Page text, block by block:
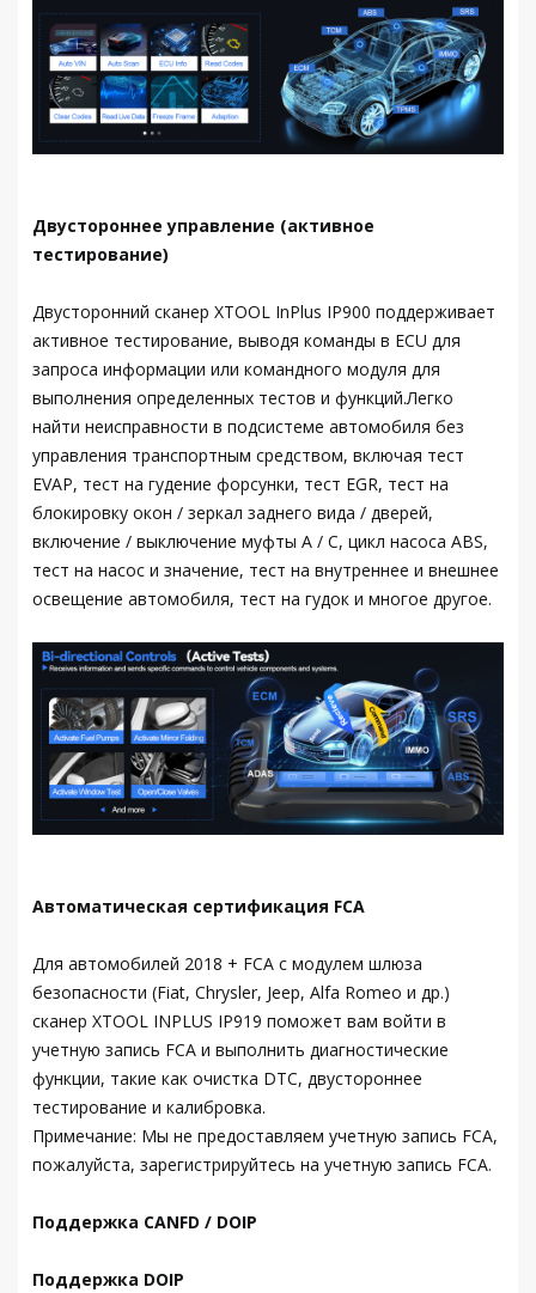
Двустороннее управление (активное
тестирование)
Двусторонний сканер XTOOL InPlus IP900 поддерживает
активное тестирование, выводя команды в ECU для
запроса информации или командного модуля для
выполнения определенных тестов и функций.Легко
найти неисправности в подсистеме автомобиля без
управления транспортным средством, включая тест
EVAP, тест на гудение форсунки, тест EGR, тест на
блокировку окон / зеркал заднего вида / дверей,
включение / выключение муфты A / C, цикл насоса ABS,
тест на насос и значение, тест на внутреннее и внешнее
освещение автомобиля, тест на гудок и многое другое.
Автоматическая сертификация FCA
Для автомобилей 2018 + FCA с модулем шлюза
безопасности (Fiat, Chrysler, Jeep, Alfa Romeo и др.)
сканер XTOOL INPLUS IP919 поможет вам войти в
учетную запись FCA и выполнить диагностические
функции, такие как очистка DTC, двустороннее
тестирование и калибровка.
Примечание: Мы не предоставляем учетную запись FCA,
пожалуйста, зарегистрируйтесь на учетную запись FCA.
Поддержка CANFD / DOIP
Поддержка DOIP